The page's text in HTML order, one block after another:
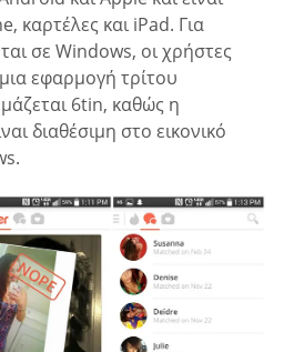
καρτέλες και iPad. Για
σε Windows, οι χρήστες
εφαρμογή τρίτου
6tin, καθώς η
διαθέσιμη στο εικονικό